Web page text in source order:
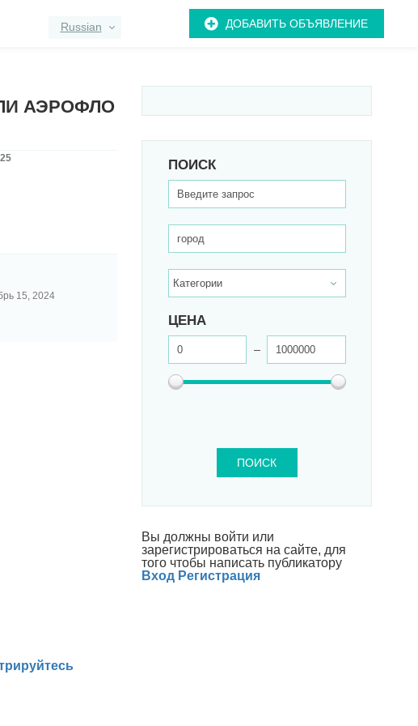
Russian ДОБАВИТЬ ОБЪЯВЛЕНИЕ
ПОИСК
ЦЕНА
ПОИСК
АЭРОФЛО
15, 2024
Вы должны войти или
зарегистрироваться на сайте, для
того чтобы написать публикатору
Вход Регистрация